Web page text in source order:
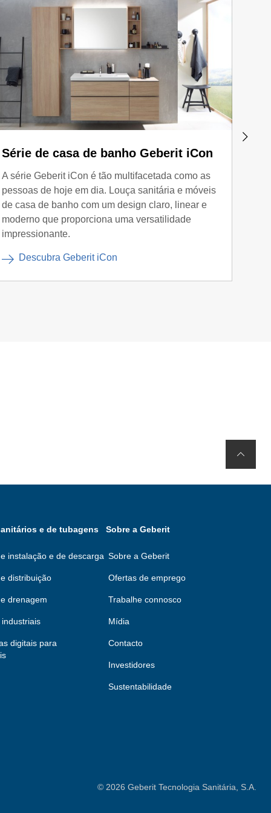
Série de casa de banho Geberit iCon
A série Geberit iCon é tão multifacetada como as
pessoas de hoje em dia. Louça sanitária e móveis
de casa de banho com um design claro, linear e
moderno que proporciona uma versatilidade
impressionante.
Descubra Geberit iCon
e de tubagens
instalação e de descarga
distribuição
drenagem
digitais para
Sobre a Geberit
Sobre a Geberit
Ofertas de emprego
Trabalhe connosco
Mídia
Contacto
Investidores
Sustentabilidade
© 2026 Geberit Tecnologia Sanitária, S.A.